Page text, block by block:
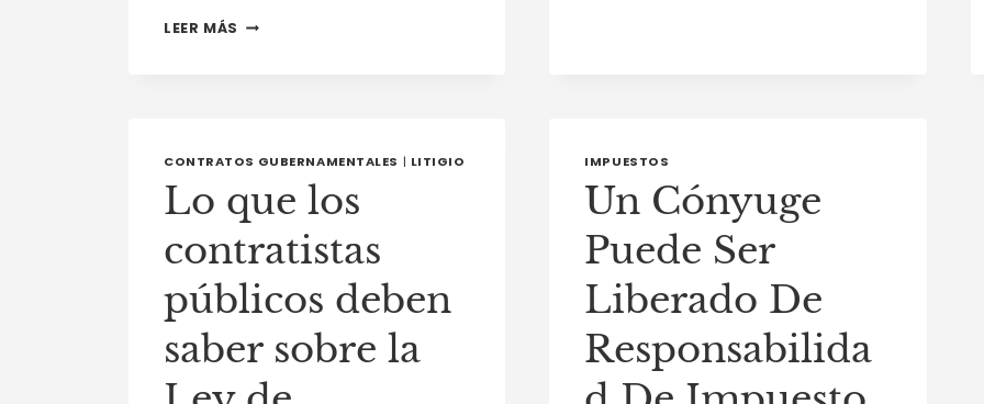
LEER MÁS OBLIGACIONES
TEXAS
LOS
PRÓXIMOS
INFORMES
DE
INFORMACIÓN
SOBRE
BENEFICIARIOS
DE
LA
RED
DE
CONTRATOS GUBERNAMENTALES | LITIGIO
Lo que los
contratistas
públicos deben
saber sobre la
IMPUESTOS
Un Cónyuge
Puede Ser
Liberado De
Responsabilida